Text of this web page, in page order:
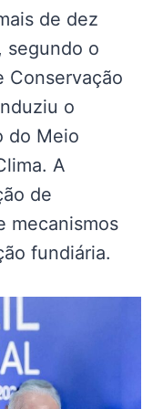
de dez
segundo o
Conservação
o
do Meio
A
de
mecanismos
fundiária.